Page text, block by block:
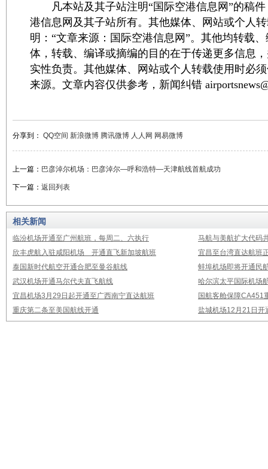
凡本站及其子站注明“国际空港信息网”的稿件
港信息网及其子站所有。其他媒体、网站或个人
明：“文章来源：国际空港信息网”。其他均转载
体，转载、编译或摘编的目的在于传递更多信息
实性负责。其他媒体、网站或个人转载使用时必
来源。文章内容仅供参考，新闻纠错
分享到： QQ空间 新浪微博 腾讯微博
上一篇： 巴彦淖尔机场：巴彦淖尔—呼和浩特—天津航线首航成功
下一篇： 返回列表
相关新闻
临汾机场开通至广州航班，每周二、六执行
马航与美航扩大代码
欣丰虎航入驻咸阳机场 开通直飞新加坡航班
宜昌至台湾直达航班
泰国新时代航空开通合肥至曼谷航线
蚌埠机场即将开通民
武汉机场开通马尔代夫直飞航线
哈尔滨太平国际机场
宜昌机场3月29日起开通至广西南宁直达航班
国航客舱保障CA451
重庆第二条至美国航线开通
盐城机场12月21日开